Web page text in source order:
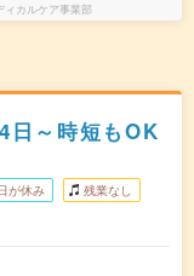
カルケア事業部
日～時短もOK
が休み 残業なし